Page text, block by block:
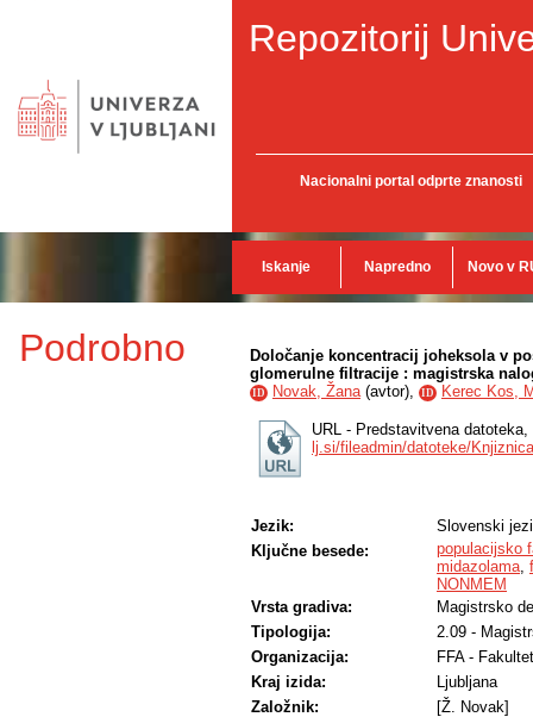
Repozitorij
Nacionalni portal odprte znanosti
Iskanje Napredno Novo v
Podrobno
Določanje koncentracij joheksola v
glomerulne filtracije : magistrska
ID Novak, Žana(avtor), ID Kerec Kos,
URL - Predstavitvena
lj.si/fileadmin/datoteke/
Jezik:
Slovenski
Ključne besede:
populacijsko
midazolama,
NONMEM
Vrsta gradiva:
Magistrsko
Tipologija:
2.09 -
Organizacija:
FFA -
Kraj izida:
Ljubljana
Založnik:
[Ž. Novak]